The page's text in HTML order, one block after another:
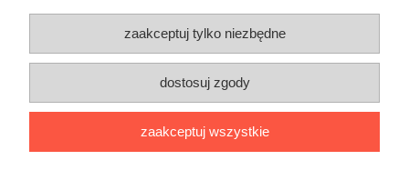
O nas
Witosz i Spółka
44-203 Rybnik ul. Brzezińska 50c
telefon:511760570
Facebook
zaakceptuj tylko niezbędne
dostosuj zgody
zaakceptuj wszystkie